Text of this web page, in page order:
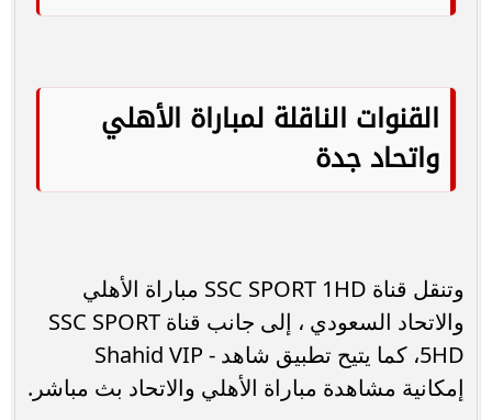
القنوات الناقلة لمباراة الأهلي
واتحاد جدة
وتنقل قناة SSC SPORT 1HD مباراة الأهلي
والاتحاد السعودي ، إلى جانب قناة SSC SPORT
5HD، كما يتيح تطبيق شاهد - Shahid VIP
إمكانية مشاهدة مباراة الأهلي والاتحاد بث مباشر.